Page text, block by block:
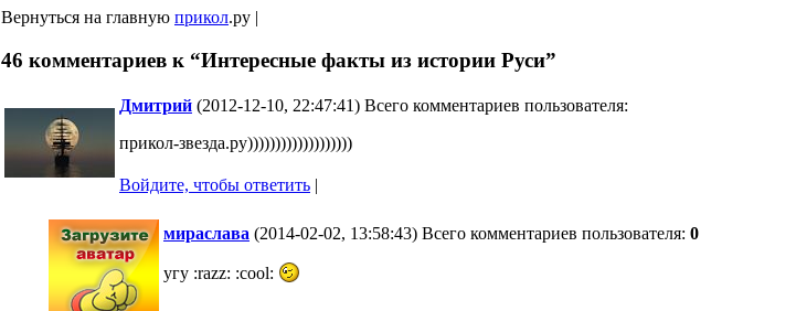
Вернуться на главную прикол.ру |
46 комментариев к “Интересные факты из истории Руси”
Дмитрий (2012-12-10, 22:47:41) Всего комментариев пользователя:
прикол-звезда.ру)))))))))))))))))))
Войдите, чтобы ответить |
мираслава (2014-02-02, 13:58:43) Всего комментариев пользователя: 0
угу :razz: :cool: